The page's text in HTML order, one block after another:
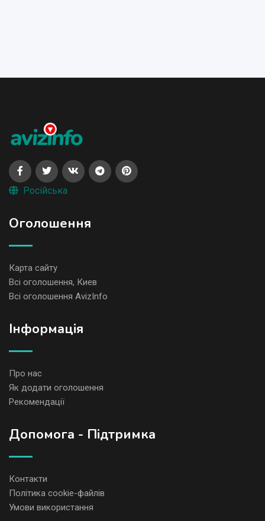
Російська
Оголошення
Карта сайту
Всі оголошення, Киев
Всі оголошення AvizInfo
Iнформація
Про нас
Як додати оголошення
Рекомендації
Допомога - Підтримка
Контакти
Політика cookie-файлів
Умови використання